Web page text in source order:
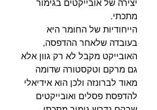
יצירה של אובייקטים בגימור
מתכתי.
הייחודיות של החומר היא
בעובדה שלאחר ההדפסה,
האובייקט מקבל לא רק גוון אלא
גם מרקם וטקסטורה שדומה
מאוד לברונזה ולכן הוא אידיאלי
להדפסת פסלים ואובייקטים